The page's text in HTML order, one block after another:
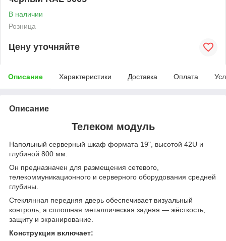
В наличии
Розница
Цену уточняйте
Описание Характеристики Доставка Оплата
Описание
Телеком модуль
Напольный серверный шкаф формата 19", высотой 42U и
глубиной 800 мм.
Он предназначен для размещения сетевого,
телекоммуникационного и серверного оборудования средней
глубины.
Стеклянная передняя дверь обеспечивает визуальный
контроль, а сплошная металлическая задняя — жёсткость,
защиту и экранирование.
Конструкция включает: